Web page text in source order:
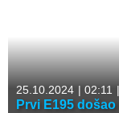
25.10.2024 | 02:11 |
Prvi E195